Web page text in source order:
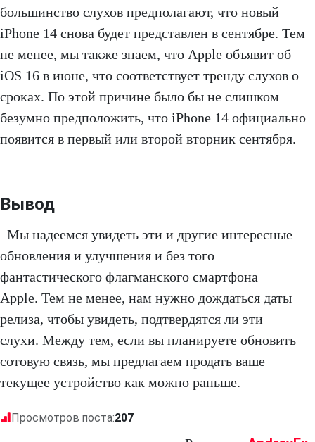
большинство слухов предполагают, что новый
iPhone 14 снова будет представлен в сентябре. Тем
не менее, мы также знаем, что Apple объявит об
iOS 16 в июне, что соответствует тренду слухов о
сроках. По этой причине было бы не слишком
безумно предположить, что iPhone 14 официально
появится в первый или второй вторник сентября.
Вывод
Мы надеемся увидеть эти и другие интересные
обновления и улучшения и без того
фантастического флагманского смартфона
Apple. Тем не менее, нам нужно дождаться даты
релиза, чтобы увидеть, подтвердятся ли эти
слухи. Между тем, если вы планируете обновить
сотовую связь, мы предлагаем продать ваше
текущее устройство как можно раньше.
Просмотров поста:207